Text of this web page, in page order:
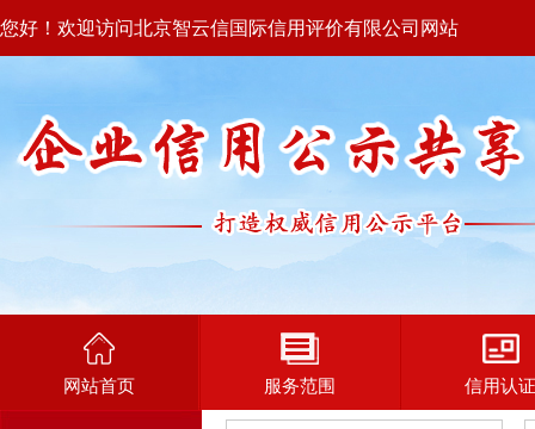
您好！欢迎访问北京智云信国际信用评价有限公司网站
网站首页 服务范围 信用认证